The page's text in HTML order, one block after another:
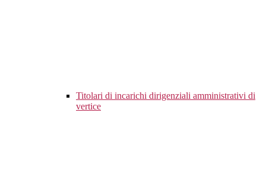
Titolari di incarichi dirigenziali amministrativi di
vertice